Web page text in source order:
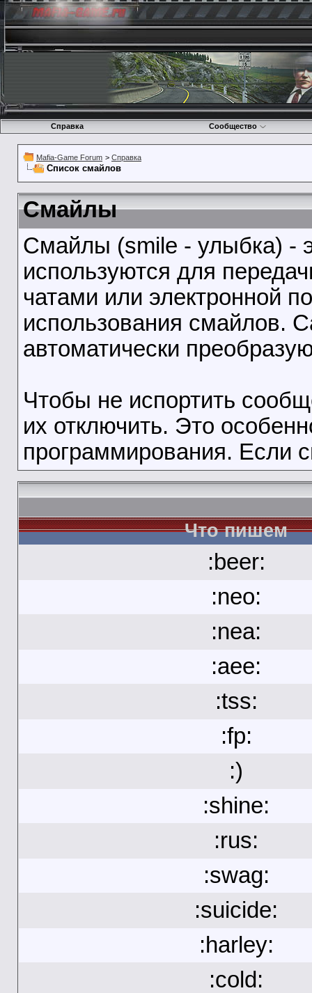
Справка Сообщество
Mafia-Game Forum > Справка
Список смайлов
Смайлы
Смайлы (smile - улыбка) -
используются для
чатами или электронной
использования смайлов.
автоматически
Чтобы не испортить
их отключить. Это
программирования. Если
Что пишем
:beer:
:neo:
:nea:
:aee:
:tss:
:fp:
:)
:shine:
:rus:
:swag:
:suicide:
:harley:
:cold: